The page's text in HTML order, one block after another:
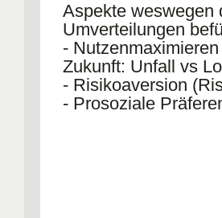
Aspekte weswegen
Umverteilungen
-
Zukunft: Unfall vs
- Risikoaversion
- Prosoziale